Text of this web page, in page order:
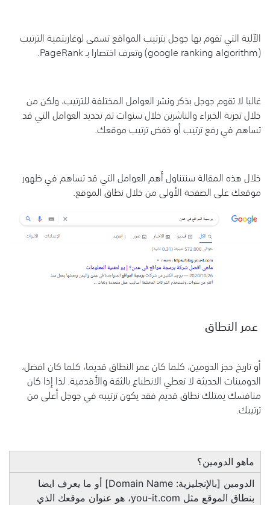
الآلية التي تقوم بها جوجل بترتيب المواقع تسمى لوغاريتمية الترتيب
(google ranking algorithm) وتعرف اختصارا بـ PageRank.
غالبا لا تقوم جوجل بذكر ونشر العوامل المختلفة للترتيب، ولكن من
خلال تجربة الخبراء والناشرين خلال سنوات تم تحديد العوامل التي قد
تساهم في رفع ترتيب أو خفض ترتيب موقعك.
خلال هذه المقالة سنتناول أهم العوامل التي قد تساهم في ظهور
موقعك على الصفحة الأولى من خلال نطاق الموقع.
عمر النطاق
أو تاريخ حجز الدومين، كلما كان عمر النطاق قديما، كلما كان افضل،
الدومينات الحديثة لا تعطي الانطباع بالثقة والأقدمية. لذا إذا كان
منافسك يمتلك نطاق قديم فقد يكون ترتيبه في جوجل أعلى من
ترتيبك.
ماهو الدومين؟
الدومين [بالإنجليزية: Domain Name] أو ما يعرف ايضا
بنطاق الموقع مثل you-it.com، هو عنوان موقعك الذي